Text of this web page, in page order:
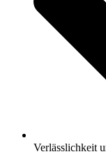
Verlässlichkeit